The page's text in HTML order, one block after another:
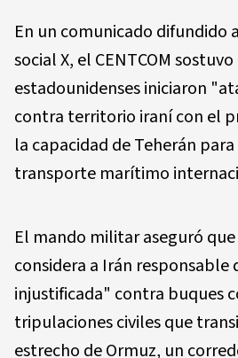
En un comunicado difundido
social X, el CENTCOM
estadounidenses iniciaron
contra territorio iraní con el
la capacidad de Teherán
transporte marítimo
El mando militar aseguró
considera a Irán responsable
injustificada" contra buques
tripulaciones civiles que
estrecho de Ormuz, un